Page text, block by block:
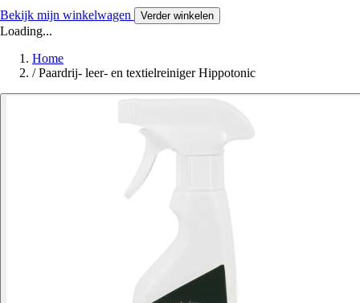
Bekijk mijn winkelwagen Verder winkelen
Loading...
Home
/ Paardrij- leer- en textielreiniger Hippotonic